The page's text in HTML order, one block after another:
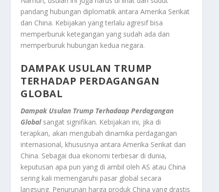
pandang hubungan diplomatik antara Amerika Serikat
dan China. Kebijakan yang terlalu agresif bisa
memperburuk ketegangan yang sudah ada dan
memperburuk hubungan kedua negara.
DAMPAK USULAN TRUMP
TERHADAP PERDAGANGAN
GLOBAL
Dampak Usulan Trump Terhadaap Perdagangan
Global sangat signifikan. Kebijakan ini, jika di
terapkan, akan mengubah dinamika perdagangan
internasional, khususnya antara Amerika Serikat dan
China. Sebagai dua ekonomi terbesar di dunia,
keputusan apa pun yang di ambil oleh AS atau China
sering kali memengaruhi pasar global secara
langsung. Penurunan harga produk China yang drastis